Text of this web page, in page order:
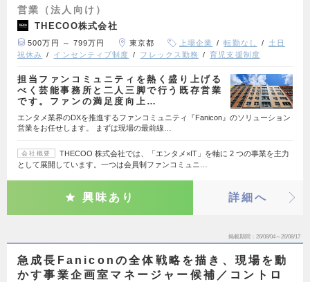
営業（法人向け）
THECOO株式会社
500万円 ～ 799万円 東京都 上場企業 転勤なし
土日
祝休み
インセンティブ制度 フレックス勤務 育児支援制度
担当ファンコミュニティを熱く盛り上げる
べく芸能事務所と二人三脚で行う既存営業
です。ファンの満足度向上…
エンタメ業界のDXを推進するファンコミュニティ『Fanicon』のソリューション
営業をお任せします。 まずは現場の最前線…
会社概要
THECOO 株式会社では、「エンタメ×IT」を軸に 2 つの事業を主力
として展開しています。一つは会員制ファンコミュニ…
興味あり 詳細へ
掲載期間 26/08/04～26/08/17
急成長Faniconの全体戦略を描き、現場を動
かす事業企画室マネージャー候補／コントロ